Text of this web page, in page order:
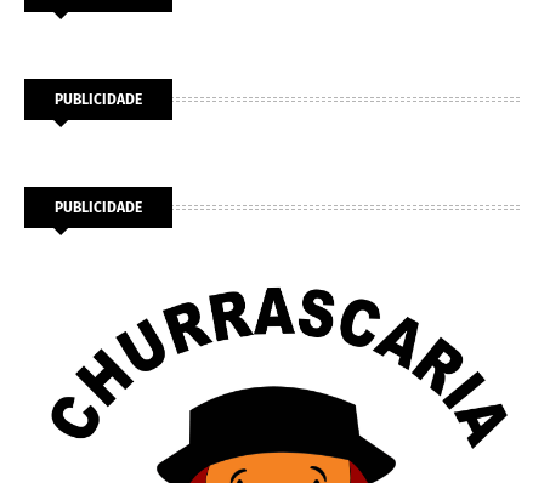
PUBLICIDADE
PUBLICIDADE